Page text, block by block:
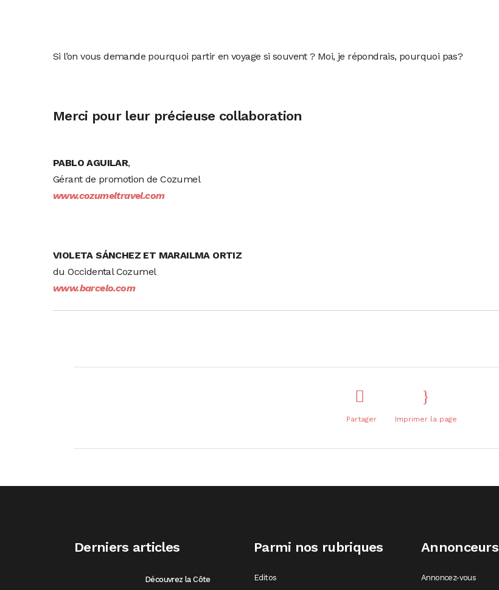
Si l’on vous demande pourquoi partir en voyage si souvent ? Moi, je répondrais, pourquoi pas?
Merci pour leur précieuse collaboration
PABLO AGUILAR,
Gérant de promotion de Cozumel
www.cozumeltravel.com
VIOLETA SÁNCHEZ ET MARAILMA ORTIZ
du Occidental Cozumel
www.barcelo.com
Partager Imprimer la page
Derniers articles
Découvrez la Côte
Parmi nos rubriques
Editos
Annonceurs
Annoncez-vous